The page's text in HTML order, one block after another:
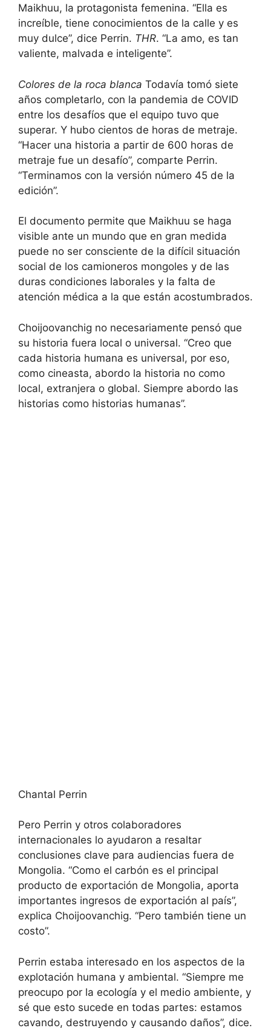
Maikhuu, la protagonista femenina. “Ella es
increíble, tiene conocimientos de la calle y es
muy dulce”, dice Perrin. THR. “La amo, es tan
valiente, malvada e inteligente”.
Colores de la roca blanca Todavía tomó siete
años completarlo, con la pandemia de COVID
entre los desafíos que el equipo tuvo que
superar. Y hubo cientos de horas de metraje.
“Hacer una historia a partir de 600 horas de
metraje fue un desafío”, comparte Perrin.
“Terminamos con la versión número 45 de la
edición”.
El documento permite que Maikhuu se haga
visible ante un mundo que en gran medida
puede no ser consciente de la difícil situación
social de los camioneros mongoles y de las
duras condiciones laborales y la falta de
atención médica a la que están acostumbrados.
Choijoovanchig no necesariamente pensó que
su historia fuera local o universal. “Creo que
cada historia humana es universal, por eso,
como cineasta, abordo la historia no como
local, extranjera o global. Siempre abordo las
historias como historias humanas”.
Chantal Perrin
Pero Perrin y otros colaboradores
internacionales lo ayudaron a resaltar
conclusiones clave para audiencias fuera de
Mongolia. “Como el carbón es el principal
producto de exportación de Mongolia, aporta
importantes ingresos de exportación al país”,
explica Choijoovanchig. “Pero también tiene un
costo”.
Perrin estaba interesado en los aspectos de la
explotación humana y ambiental. “Siempre me
preocupo por la ecología y el medio ambiente, y
sé que esto sucede en todas partes: estamos
cavando, destruyendo y causando daños”, dice.